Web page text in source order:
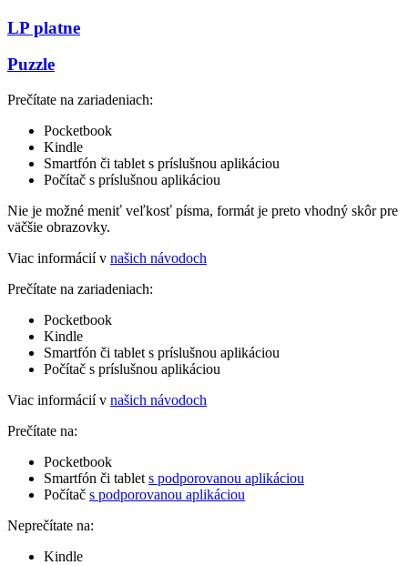
LP platne
Puzzle
Prečítate na zariadeniach:
Pocketbook
Kindle
Smartfón či tablet s príslušnou aplikáciou
Počítač s príslušnou aplikáciou
Nie je možné meniť veľkosť písma, formát je preto vhodný skôr pre
väčšie obrazovky.
Viac informácií v našich návodoch
Prečítate na zariadeniach:
Pocketbook
Kindle
Smartfón či tablet s príslušnou aplikáciou
Počítač s príslušnou aplikáciou
Viac informácií v našich návodoch
Prečítate na:
Pocketbook
Smartfón či tablet s podporovanou aplikáciou
Počítač s podporovanou aplikáciou
Neprečítate na:
Kindle